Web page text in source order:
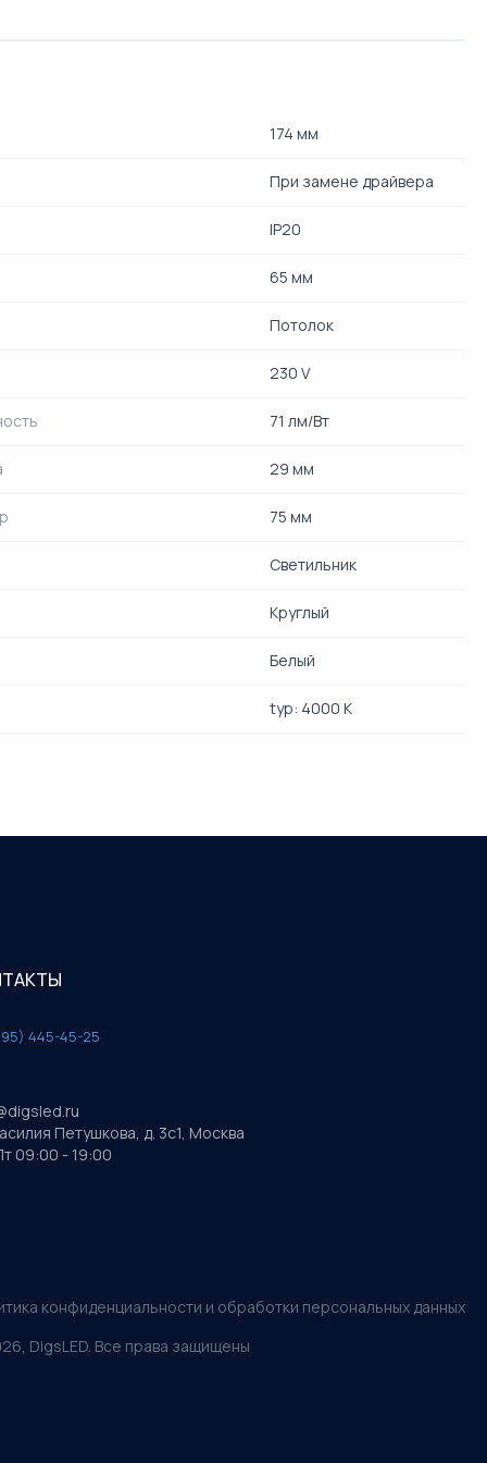
174 мм
При замене драйвера
IP20
65 мм
Потолок
230 V
71 лм/Вт
29 мм
75 мм
Светильник
Круглый
Белый
typ: 4000 K
445-45-25
Петушкова, д. 3с1, Москва
09:00 - 19:00
конфиденциальности и обработки персональных данных
, DigsLED. Все права защищены